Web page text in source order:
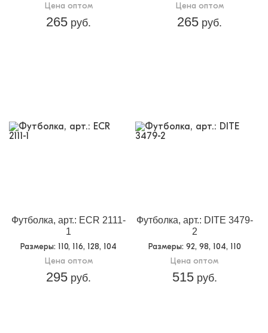
Цена оптом
265 руб.
Цена оптом
265 руб.
Футболка, арт.: ECR 2111-
1
Размеры: 110, 116, 128, 104
Цена оптом
295 руб.
Футболка, арт.: DITE 3479-
2
Размеры: 92, 98, 104, 110
Цена оптом
515руб.